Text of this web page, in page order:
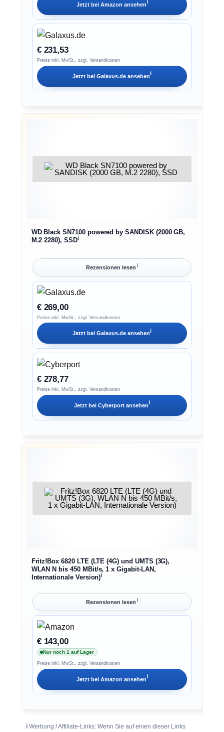
Jetzt bei Amazon ansehenℹ︎
€ 231,53
Preise inkl. MwSt., zzgl. Versandkosten
Jetzt bei Galaxus.de ansehenℹ︎
WD Black SN7100 powered by SANDISK (2000 GB,
M.2 2280), SSDℹ︎
Rezensionen lesen ℹ︎
€ 269,00
Preise inkl. MwSt., zzgl. Versandkosten
Jetzt bei Galaxus.de ansehenℹ︎
€ 278,77
Preise inkl. MwSt., zzgl. Versandkosten
Jetzt bei Cyberport ansehenℹ︎
Fritz!Box 6820 LTE (LTE (4G) und UMTS (3G),
WLAN N bis 450 MBit/s, 1 x Gigabit-LAN,
Internationale Version)ℹ︎
Rezensionen lesen ℹ︎
€ 143,00
Nur noch 1 auf Lager
Preise inkl. MwSt., zzgl. Versandkosten
Jetzt bei Amazon ansehenℹ︎
ℹ︎Werbung / Affiliate-Links: Wenn Sie auf einen dieser Links